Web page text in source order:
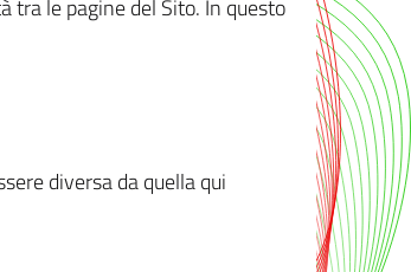
tra le pagine del Sito. In questo
diversa da quella qui